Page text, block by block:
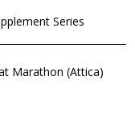
Series
Marathon (Attica)